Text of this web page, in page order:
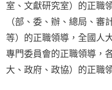
室、文獻研究室）的正職
（部、委、辦、總局、審
等）的正職領導，全國人
專門委員會的正職領導，
大、政府、政協）的正職